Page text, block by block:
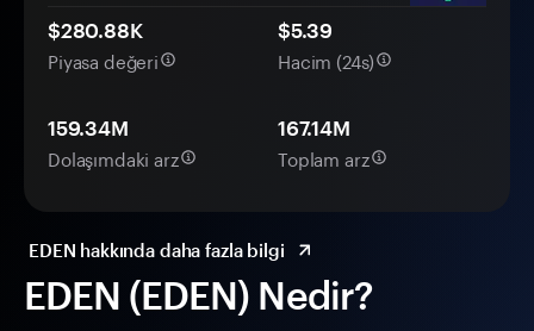
EDEN (EDEN) Nedir?
$280.88K
Piyasa değeri
$5.39
Hacim (24s)
159.34M
Dolaşımdaki arz
167.14M
Toplam arz
EDEN hakkında daha fazla bilgi